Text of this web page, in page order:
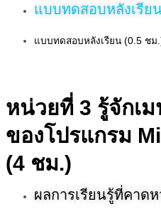
แบบทดสอบหลังเรีย
แบบทดสอบหลังเรียน (0.5 ชม
หน่วยที่ 3 รู้จักเ
ของโปรแกรม
(4 ชม.)
ผลการเรียนรู้ที่คาดห